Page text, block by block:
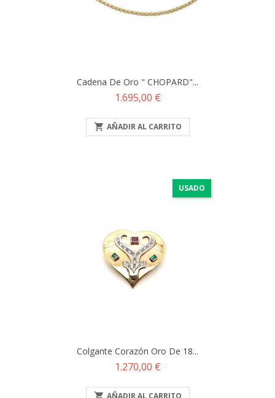
Cadena De Oro " CHOPARD"...
Precio
1.695,00 €
 AÑADIR AL CARRITO
USADO
Colgante Corazón Oro De 18...
Precio
1.270,00 €